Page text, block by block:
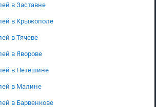
в Заставне
в Крыжополе
в Тячеве
в Яворове
в Нетешине
в Малине
в Барвенкове